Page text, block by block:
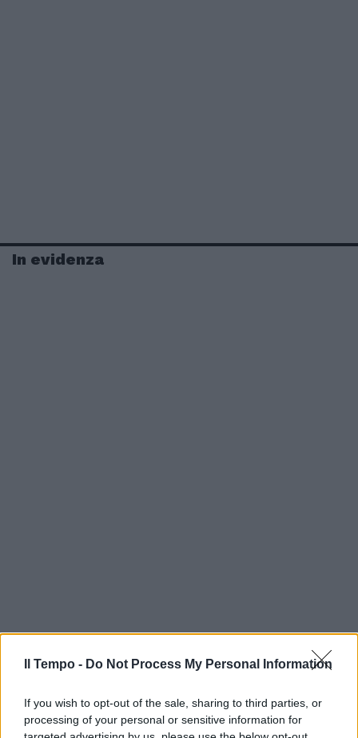
Il Tempo - Do Not Process My Personal Information
If you wish to opt-out of the sale, sharing to third parties, or
processing of your personal or sensitive information for
In evidenza